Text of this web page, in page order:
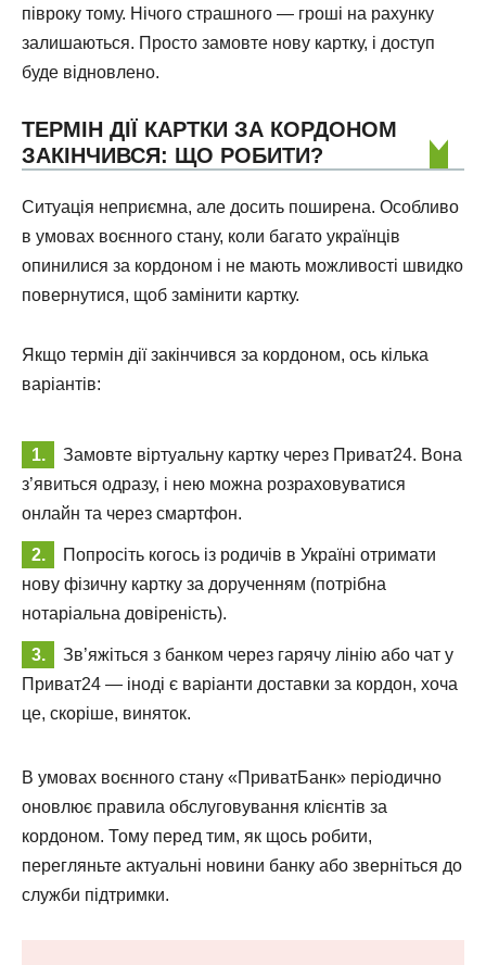
півроку тому. Нічого страшного — гроші на рахунку
залишаються. Просто замовте нову картку, і доступ
буде відновлено.
ТЕРМІН ДІЇ КАРТКИ ЗА КОРДОНОМ
ЗАКІНЧИВСЯ: ЩО РОБИТИ?
Ситуація неприємна, але досить поширена. Особливо
в умовах воєнного стану, коли багато українців
опинилися за кордоном і не мають можливості швидко
повернутися, щоб замінити картку.
Якщо термін дії закінчився за кордоном, ось кілька
варіантів:
Замовте віртуальну картку через Приват24. Вона
з’явиться одразу, і нею можна розраховуватися
онлайн та через смартфон.
Попросіть когось із родичів в Україні отримати
нову фізичну картку за дорученням (потрібна
нотаріальна довіреність).
Зв’яжіться з банком через гарячу лінію або чат у
Приват24 — іноді є варіанти доставки за кордон, хоча
це, скоріше, виняток.
В умовах воєнного стану «ПриватБанк» періодично
оновлює правила обслуговування клієнтів за
кордоном. Тому перед тим, як щось робити,
перегляньте актуальні новини банку або зверніться до
служби підтримки.